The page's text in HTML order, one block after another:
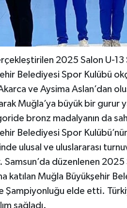
2025 Salon U-13
Belediyesi Spor Kulübü
ve Aysima Aslan’dan
Muğla’ya büyük bir gurur
bronz madalyanın da
Belediyesi Spor
ulusal ve uluslararası
düzenlenen 2025
katılan Muğla Büyükşehir
Şampiyonluğu elde etti.
sağladı.